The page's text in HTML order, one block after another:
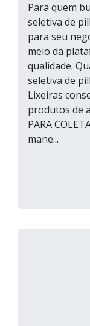
Para quem
seletiva de
para seu
meio da
qualidade.
seletiva de
Lixeiras
produtos de
PARA
mane...